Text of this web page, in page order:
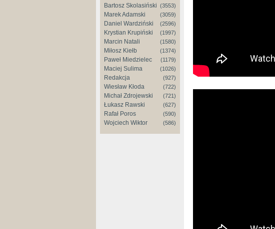
Bartosz Skolasiński (3553)
Marek Adamski (3059)
Daniel Wardziński (2596)
Krystian Krupiński (1997)
Marcin Natali (1580)
Miłosz Kiełb (1374)
Paweł Miedzielec (1179)
Maciej Sulima (1026)
Redakcja (927)
Wiesław Kłoda (722)
Michał Zdrojewski (721)
Łukasz Rawski (627)
Rafał Poros (590)
Wojciech Wiktor (586)